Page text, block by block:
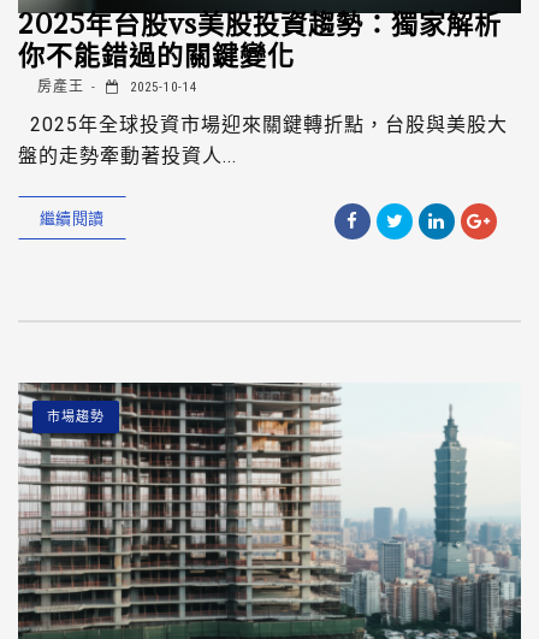
2025年台股vs美股投資趨勢：獨家解析
你不能錯過的關鍵變化
房產王 2025-10-14
2025年全球投資市場迎來關鍵轉折點，台股與美股大
盤的走勢牽動著投資人...
繼續閱讀
市場趨勢